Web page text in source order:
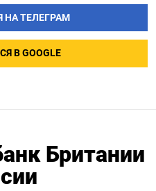
НА ТЕЛЕГРАМ
В GOOGLE
Британии